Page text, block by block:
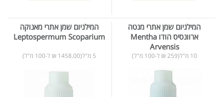
המילניום שמן אתרי מנטה
ארוונסיס הודו Mentha
Arvensis
10 מ"ל(259 ₪ ל-100 מ"ל)
המילניום שמן אתרי מאנוקה
Leptospermum Scoparium
5 מ"ל(1458.00 ₪ ל-100 מ"ל)